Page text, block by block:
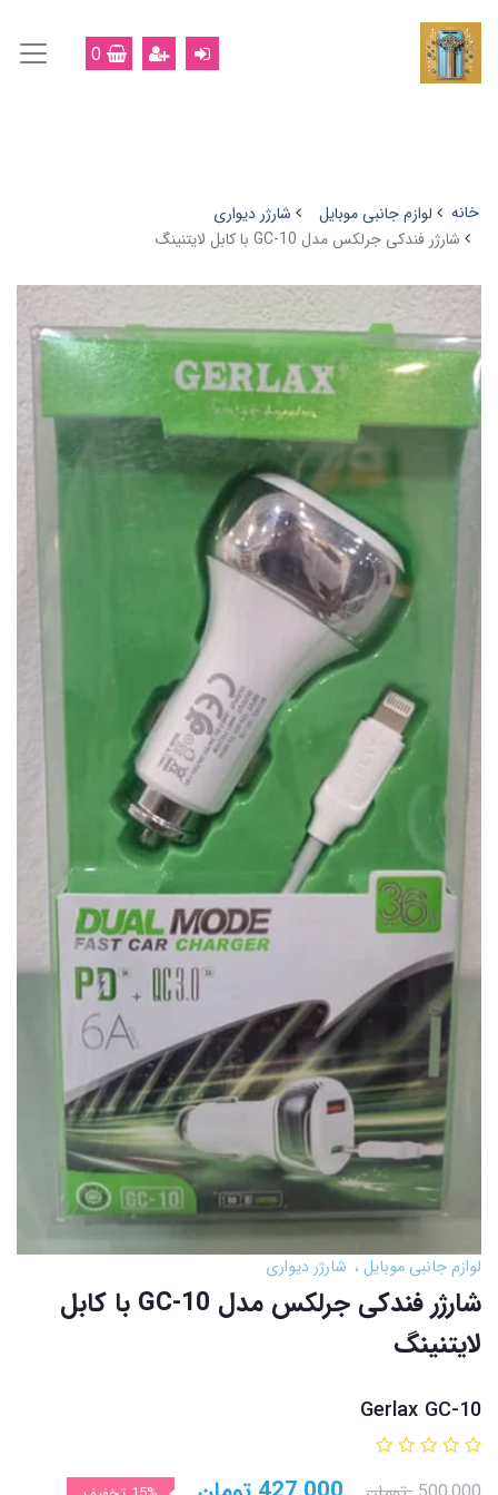
0
خانه لوازم جانبی موبایل
شارژر دیواری
شارژر فندکی جرلکس مدل GC-10 با کابل لایتنینگ
لوازم جانبی موبایل شارژر دیواری
شارژر فندکی جرلکس مدل GC-10 با کابل
لایتنینگ
Gerlax GC-10